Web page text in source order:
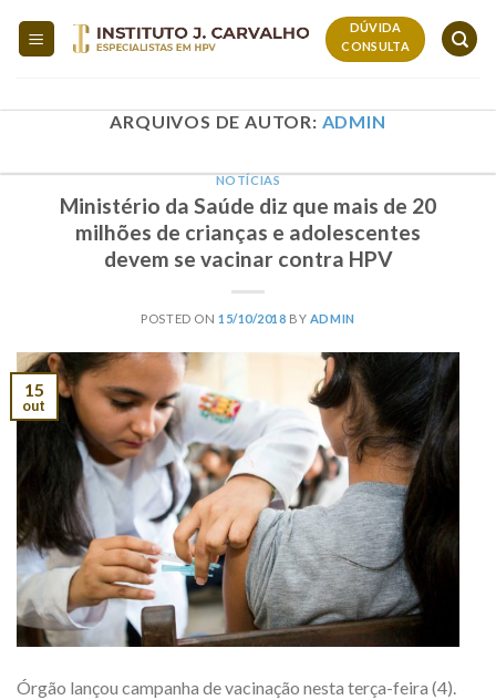
DÚVIDA
CONSULTA
ARQUIVOS DE AUTOR: ADMIN
NOTÍCIAS
Ministério da Saúde diz que mais de 20
milhões de crianças e adolescentes
devem se vacinar contra HPV
POSTED ON 15/10/2018 BY ADMIN
15
out
Órgão lançou campanha de vacinação nesta terça-feira (4).